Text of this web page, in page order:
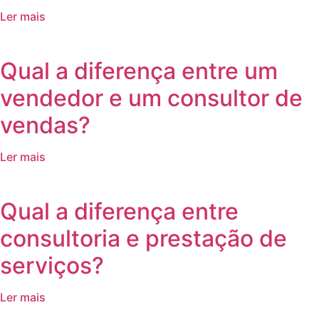
Ler mais
Qual a diferença entre um
vendedor e um consultor de
vendas?
Ler mais
Qual a diferença entre
consultoria e prestação de
serviços?
Ler mais